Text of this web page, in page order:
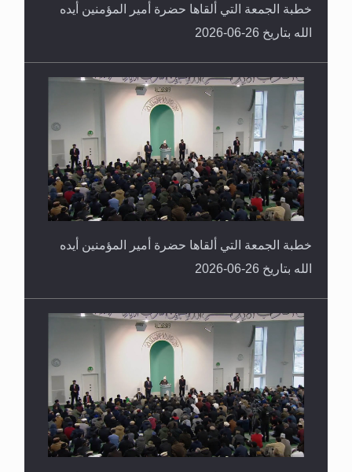
خطبة الجمعة التي ألقاها حضرة أمير المؤمنين أيده
الله بتاريخ 26-06-2026
خطبة الجمعة التي ألقاها حضرة أمير المؤمنين أيده
الله بتاريخ 26-06-2026